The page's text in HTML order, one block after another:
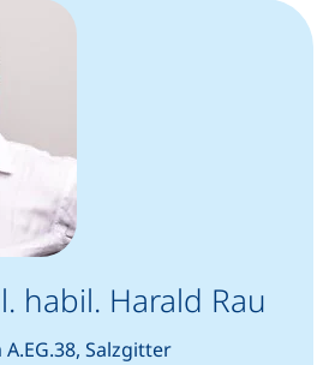
habil. Harald Rau
Salzgitter